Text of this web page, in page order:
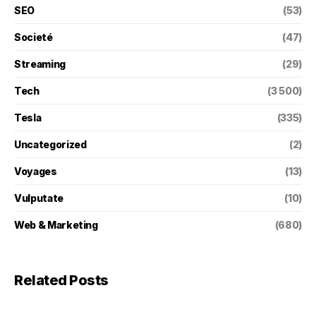
SEO (53)
Societé (47)
Streaming (29)
Tech (3 500)
Tesla (335)
Uncategorized (2)
Voyages (13)
Vulputate (10)
Web & Marketing (680)
Related Posts